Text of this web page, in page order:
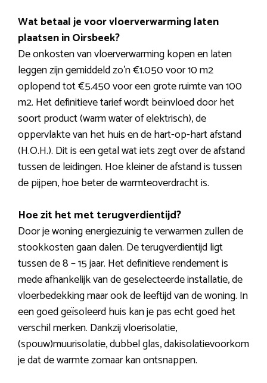
Wat betaal je voor vloerverwarming laten
plaatsen in Oirsbeek?
De onkosten van vloerverwarming kopen en laten
leggen zijn gemiddeld zo’n €1.050 voor 10 m2
oplopend tot €5.450 voor een grote ruimte van 100
m2. Het definitieve tarief wordt beïnvloed door het
soort product (warm water of elektrisch), de
oppervlakte van het huis en de hart-op-hart afstand
(H.O.H.). Dit is een getal wat iets zegt over de afstand
tussen de leidingen. Hoe kleiner de afstand is tussen
de pijpen, hoe beter de warmteoverdracht is.
Hoe zit het met terugverdientijd?
Door je woning energiezuinig te verwarmen zullen de
stookkosten gaan dalen. De terugverdientijd ligt
tussen de 8 – 15 jaar. Het definitieve rendement is
mede afhankelijk van de geselecteerde installatie, de
vloerbedekking maar ook de leeftijd van de woning. In
een goed geïsoleerd huis kan je pas echt goed het
verschil merken. Dankzij vloerisolatie,
(spouw)muurisolatie, dubbel glas, dakisolatievoorkom
je dat de warmte zomaar kan ontsnappen.